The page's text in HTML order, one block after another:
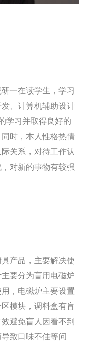
一在读学生，学习
、计算机辅助设计
学习并取得良好的
时，本人性格热情
关系，对待工作认
对新的事物有较强
产品，主要解决使
要分为盲用电磁炉
，电磁炉主要设置
模块，调料盒有盲
避免盲人因看不到
致口味不佳等问